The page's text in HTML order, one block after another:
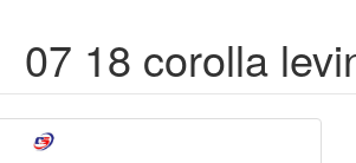
07 18 corolla